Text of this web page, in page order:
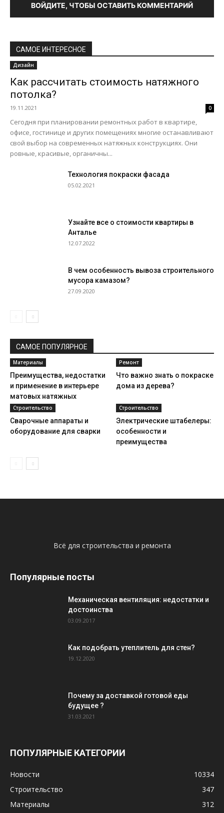
ВОЙДИТЕ, ЧТОБЫ ОСТАВИТЬ КОММЕНТАРИЙ
САМОЕ ИНТЕРЕСНОЕ
Дизайн
Как рассчитать стоимость натяжного
потолка?
19.11.2021 0
Сегодня при планировании ремонтных работ в квартире,
офисе, гостинице и других помещениях многие останавливают
свой выбор на современных натяжных конструкциях. Они
ровные, красивые, органичны...
Технология покраски фасада
05.02.2021
Узнайте все о стоимости квартиры в
Анталье
12.07.2022
В чем особенность вывоза строительного
мусора камазом?
27.09.2020
САМОЕ ПОПУЛЯРНОЕ
Материалы
Преимущества, недостатки
и применение в интерьере
матовых натяжных
потолков
Ремонт
Что важно знать о покраске
дома из дерева?
Строительство
Сварочные аппараты и
оборудование для сварки
Строительство
Электрические штабелеры:
особенности и
преимущества
Всё для строительства и ремонта
Популярные посты
Механическая вентиляция: недостатки и
достоинства
03.09.2017
Как подобрать утеплитель для стен?
19.12.2020
Почему за доставкой готовой еды
будущее ?
31.03.2021
ПОПУЛЯРНЫЕ КАТЕГОРИИ
Новости
10334
Строительство
347
Материалы
312